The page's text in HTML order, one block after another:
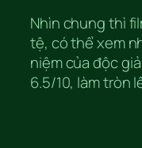
Nhìn chung thì
tệ, có thể xem
niệm của độc
6.5/10, làm tròn